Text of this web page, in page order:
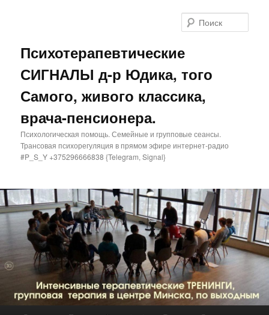
Психотерапевтические
СИГНАЛЫ д-р Юдика, того
Самого, живого классика,
врача-пенсионера.
Психологическая помощь. Семейные и групповые сеансы.
Трансовая психорегуляция в прямом эфире интернет-радио
#P_S_Y +375296666838 {Telegram, Signal}